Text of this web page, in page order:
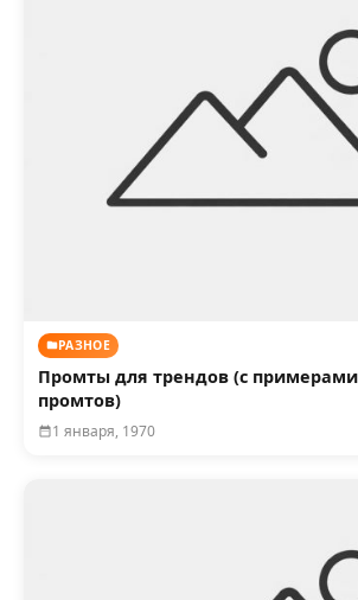
РАЗНОЕ
Промты для трендов (с
промтов)
1 января, 1970